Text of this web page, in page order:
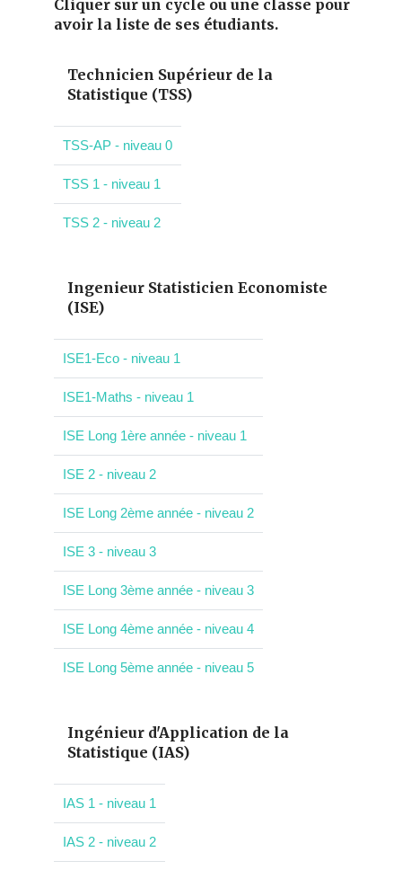
Cliquer sur un cycle ou une classe pour
avoir la liste de ses étudiants.
Technicien Supérieur de la
Statistique (TSS)
TSS-AP - niveau 0
TSS 1 - niveau 1
TSS 2 - niveau 2
Ingenieur Statisticien Economiste
(ISE)
ISE1-Eco - niveau 1
ISE1-Maths - niveau 1
ISE Long 1ère année - niveau 1
ISE 2 - niveau 2
ISE Long 2ème année - niveau 2
ISE 3 - niveau 3
ISE Long 3ème année - niveau 3
ISE Long 4ème année - niveau 4
ISE Long 5ème année - niveau 5
Ingénieur d'Application de la
Statistique (IAS)
IAS 1 - niveau 1
IAS 2 - niveau 2